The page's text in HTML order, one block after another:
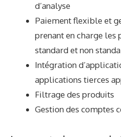
d’analyse
Paiement flexible et
prenant en charge les
standard et non
Intégration
applications tierces
Filtrage des produits
Gestion des comptes